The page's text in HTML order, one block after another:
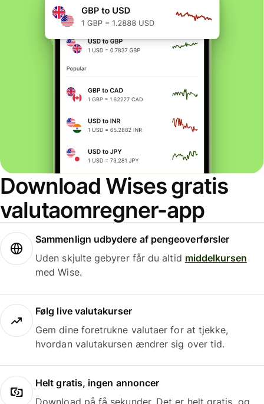
Download Wises gratis
valutaomregner-app
Sammenlign udbydere af pengeoverførsler
Uden skjulte gebyrer får du altid middelkursen
med Wise.
Følg live valutakurser
Gem dine foretrukne valutaer for at tjekke,
hvordan valutakursen ændrer sig over tid.
Helt gratis, ingen annoncer
Download på få sekunder. Det er helt gratis, og